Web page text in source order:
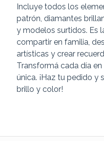
Incluye todos los
patrón, diamantes
y modelos surtidos. Es
compartir en familia,
artísticas y crear
Transformá cada día
única. ¡Haz tu pedido y
brillo y color!